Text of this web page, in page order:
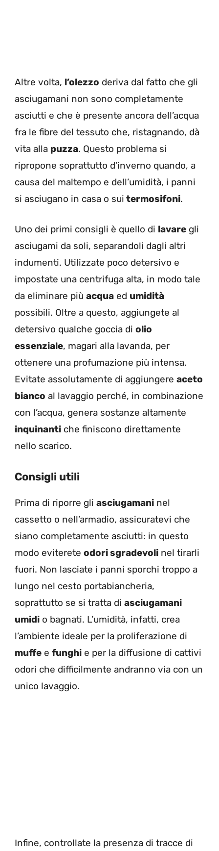
Altre volta, l’olezzo deriva dal fatto che gli
asciugamani non sono completamente
asciutti e che è presente ancora dell’acqua
fra le fibre del tessuto che, ristagnando, dà
vita alla puzza. Questo problema si
ripropone soprattutto d’inverno quando, a
causa del maltempo e dell’umidità, i panni
si asciugano in casa o sui termosifoni.
Uno dei primi consigli è quello di lavare gli
asciugami da soli, separandoli dagli altri
indumenti. Utilizzate poco detersivo e
impostate una centrifuga alta, in modo tale
da eliminare più acqua ed umidità
possibili. Oltre a questo, aggiungete al
detersivo qualche goccia di olio
essenziale, magari alla lavanda, per
ottenere una profumazione più intensa.
Evitate assolutamente di aggiungere aceto
bianco al lavaggio perché, in combinazione
con l’acqua, genera sostanze altamente
inquinanti che finiscono direttamente
nello scarico.
Consigli utili
Prima di riporre gli asciugamani nel
cassetto o nell’armadio, assicuratevi che
siano completamente asciutti: in questo
modo eviterete odori sgradevoli nel tirarli
fuori. Non lasciate i panni sporchi troppo a
lungo nel cesto portabiancheria,
soprattutto se si tratta di asciugamani
umidi o bagnati. L’umidità, infatti, crea
l’ambiente ideale per la proliferazione di
muffe e funghi e per la diffusione di cattivi
odori che difficilmente andranno via con un
unico lavaggio.
Infine, controllate la presenza di tracce di